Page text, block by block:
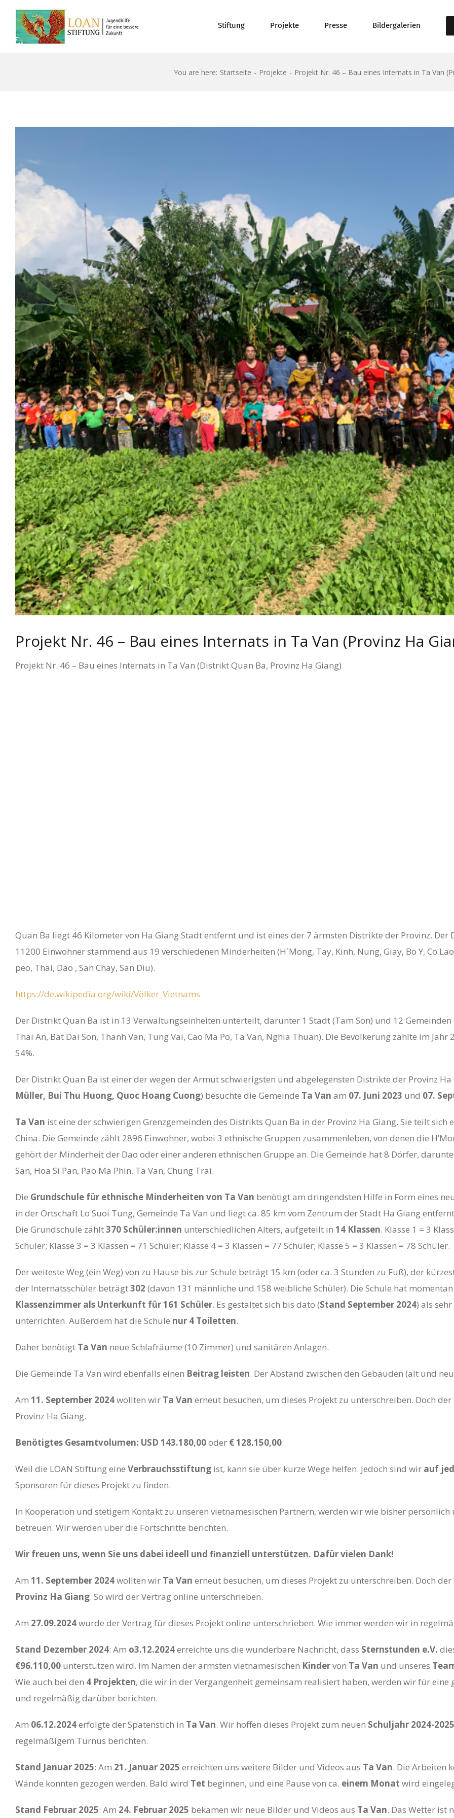
Stiftung Projekte Presse Bildergalerien
You are here: Startseite Projekte Projekt Nr. 46 – Bau eines Internats in Ta Van
Projekt Nr. 46 – Bau eines Internats in Ta Van (Provinz Ha
Projekt Nr. 46 – Bau eines Internats in Ta Van (Distrikt Quan Ba, Provinz Ha Giang)
Quan Ba liegt 46 Kilometer von Ha Giang Stadt entfernt und ist eines der 7 ärmsten Distrikte der Provinz.
11200 Einwohner stammend aus 19 verschiedenen Minderheiten (H´Mong, Tay, Kinh, Nung, Giay, Bo Y, Co
peo, Thai, Dao , San Chay, San Diu).
https://de.wikipedia.org/wiki/Völker_Vietnams
Der Distrikt Quan Ba ​​ist in 13 Verwaltungseinheiten unterteilt, darunter 1 Stadt (Tam Son) und 12 Gemeinden
Thai An, Bat Dai Son, Thanh Van, Tung Vai, Cao Ma Po, Ta Van, Nghia Thuan). Die Bevölkerung zählte im
54%.
Der Distrikt Quan Ba ist einer der wegen der Armut schwierigsten und abgelegensten Distrikte der Provinz
Müller, Bui Thu Huong, Quoc Hoang Cuong) besuchte die Gemeinde Ta Van am 07. Juni 2023 und 07.
Ta Van ist eine der schwierigen Grenzgemeinden des Distrikts Quan Ba ​​in der Provinz Ha Giang. Sie teilt
China. Die Gemeinde zählt 2896 Einwohner, wobei 3 ethnische Gruppen zusammenleben, von denen die
gehört der Minderheit der Dao oder einer anderen ethnischen Gruppe an. Die Gemeinde hat 8 Dörfer,
San, Hoa Si Pan, Pao Ma Phin, Ta Van, Chung Trai.
Die Grundschule für ethnische Minderheiten von Ta Van benötigt am dringendsten Hilfe in Form eines
in der Ortschaft Lo Suoi Tung, Gemeinde Ta Van und liegt ca. 85 km vom Zentrum der Stadt Ha Giang
Die Grundschule zählt370 Schüler:innen unterschiedlichen Alters, aufgeteilt in 14 Klassen. Klasse 1 = 3
Schüler; Klasse 3 = 3 Klassen = 71 Schüler; Klasse 4 = 3 Klassen = 77 Schüler; Klasse 5 = 3 Klassen = 78 Schüler.
Der weiteste Weg (ein Weg) von zu Hause bis zur Schule beträgt 15 km (oder ca. 3 Stunden zu Fuß), der
der Internatsschüler beträgt302 (davon 131 männliche und 158 weibliche Schüler). Die Schule hat
Klassenzimmer als Unterkunft für 161 Schüler. Es gestaltet sich bis dato (Stand September 2024) als
unterrichten. Außerdem hat die Schule nur 4 Toiletten.
Daher benötigt Ta Van neue Schlafräume (10 Zimmer) und sanitären Anlagen.
Die Gemeinde Ta Van wird ebenfalls einen Beitrag leisten. Der Abstand zwischen den Gebäuden (alt und
Am 11. September 2024wollten wir Ta Van erneut besuchen, um dieses Projekt zu unterschreiben. Doch
Provinz Ha Giang.
Benötigtes Gesamtvolumen: USD 143.180,00oder € 128.150,00
Weil die LOAN Stiftung eine Verbrauchsstiftung ist, kann sie über kurze Wege helfen. Jedoch sind wir auf
Sponsoren für dieses Projekt zu finden.
In Kooperation und stetigem Kontakt zu unseren vietnamesischen Partnern, werden wir wie bisher
betreuen. Wir werden über die Fortschritte berichten.
Wir freuen uns, wenn Sie uns dabei ideell und finanziell unterstützen. Dafür vielen Dank!
Am 11. September 2024wollten wir Ta Van erneut besuchen, um dieses Projekt zu unterschreiben. Doch
Provinz Ha Giang. So wird der Vertrag online unterschrieben.
Am 27.09.2024wurde der Vertrag für dieses Projekt online unterschrieben. Wie immer werden wir in
Stand Dezember 2024: Am o3.12.2024erreichte uns die wunderbare Nachricht, dass Sternstunden e.V.
€96.110,00 unterstützen wird. Im Namen der ärmsten vietnamesischen Kindervon Ta Van und unseres
Wie auch bei den 4 Projekten, die wir in der Vergangenheit gemeinsam realisiert haben, werden wir für
und regelmäßig darüber berichten.
Am 06.12.2024erfolgte der Spatenstich in Ta Van. Wir hoffen dieses Projekt zum neuen Schuljahr 2024-2025
regelmäßigem Turnus berichten.
Stand Januar 2025: Am 21. Januar 2025 erreichten uns weitere Bilder und Videos aus Ta Van. Die Arbeiten
Wände konnten gezogen werden. Bald wird Tet beginnen, und eine Pause von ca. einem Monat wird
Stand Februar 2025: Am 24. Februar 2025 bekamen wir neue Bilder und Videos aus Ta Van. Das Wetter ist